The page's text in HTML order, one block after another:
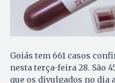
Goiás tem 661 casos
nesta terça-feira 28. São
que os divulgados no dia